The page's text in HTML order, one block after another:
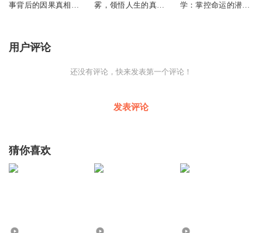
事背后的因果真相｜
雾，领悟人生的真谛
学：掌控命运的潜规
用户评论
还没有评论，快来发表第一个评论！
发表评论
猜你喜欢